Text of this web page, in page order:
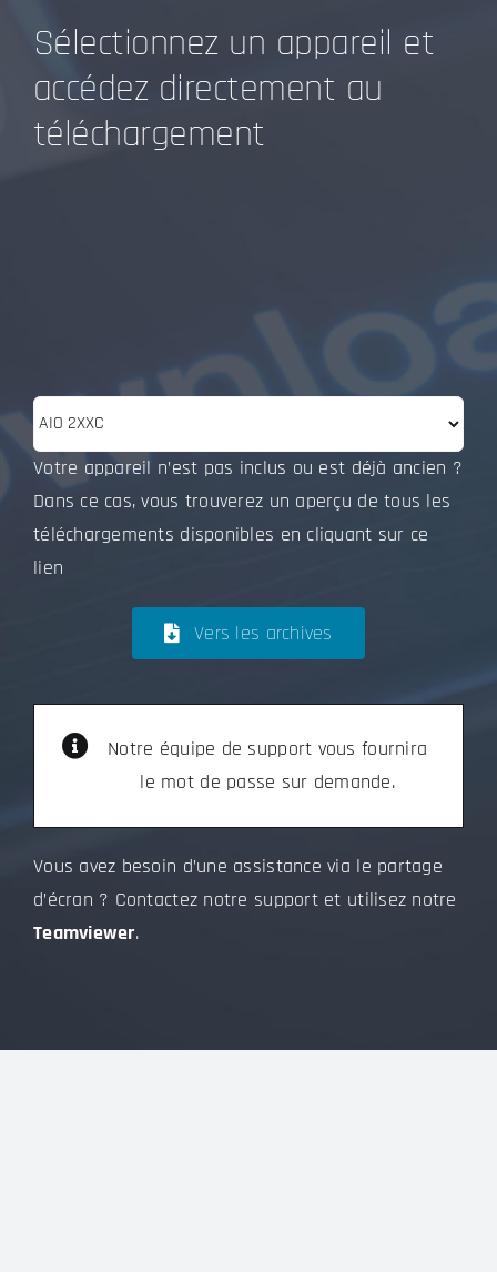
Sélectionnez un appareil et
accédez directement au
téléchargement
Votre appareil n’est pas inclus ou est déjà ancien ?
Dans ce cas, vous trouverez un aperçu de tous les
téléchargements disponibles en cliquant sur ce
lien
Vers les archives
Notre équipe de support vous fournira
le mot de passe sur demande.
Vous avez besoin d’une assistance via le partage
d’écran ? Contactez notre support et utilisez notre
Teamviewer.